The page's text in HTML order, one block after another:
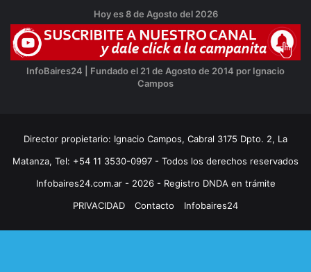
Hoy es 8 de Agosto del 2026
InfoBaires24 | Fundado el 21 de Agosto de 2014 por Ignacio
Campos
Director propietario: Ignacio Campos, Cabral 3175 Dpto. 2, La
Matanza, Tel: +54 11 3530-0997 - Todos los derechos reservados
Infobaires24.com.ar - 2026 - Registro DNDA en trámite
PRIVACIDAD
Contacto Infobaires24